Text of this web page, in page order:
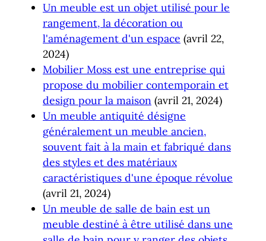
Un meuble est un objet utilisé pour le
rangement, la décoration ou
l'aménagement d'un espace (avril 22,
2024)
Mobilier Moss est une entreprise qui
propose du mobilier contemporain et
design pour la maison (avril 21, 2024)
Un meuble antiquité désigne
généralement un meuble ancien,
souvent fait à la main et fabriqué dans
des styles et des matériaux
caractéristiques d'une époque révolue
(avril 21, 2024)
Un meuble de salle de bain est un
meuble destiné à être utilisé dans une